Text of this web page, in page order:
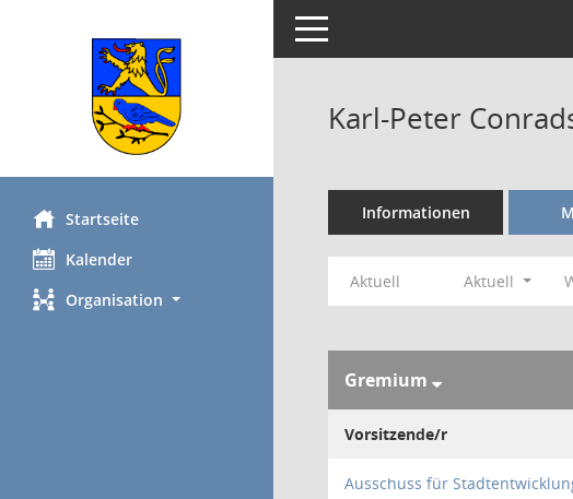
Startseite
Kalender
Organisation
Toggle navigation
Karl-Peter
Informationen
Aktuell Aktuell
Gremium
Vorsitzende/r
Ausschuss für